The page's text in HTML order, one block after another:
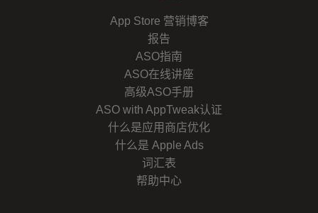
App Store 营销博客
报告
ASO指南
ASO在线讲座
高级ASO手册
ASO with AppTweak认证
什么是应用商店优化
什么是 Apple Ads
词汇表
帮助中心